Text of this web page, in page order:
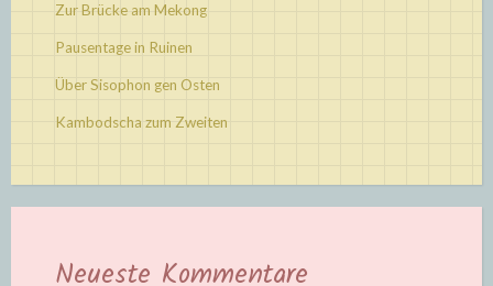
Zur Brücke am Mekong
Pausentage in Ruinen
Über Sisophon gen Osten
Kambodscha zum Zweiten
Neueste Kommentare